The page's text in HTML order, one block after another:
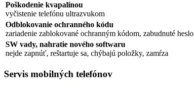
Poškodenie kvapalinou
vyčistenie telefónu ultrazvukom
Odblokovanie ochranného kódu
zariadenie zablokované ochranným kódom, zabudnuté heslo
SW vady, nahratie nového softwaru
nejde zapnúť, reštartuje sa, chýbajú položky, zamŕza
Servis mobilných telefónov